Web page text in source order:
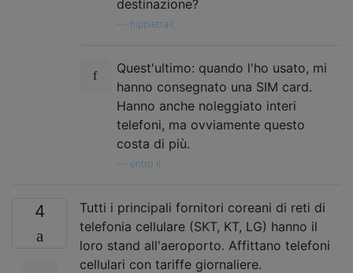
destinazione?
hippietrail,
Quest'ultimo: quando l'ho usato, mi
hanno consegnato una SIM card.
Hanno anche noleggiato interi
telefoni, ma ovviamente questo
costa di più.
entro il
4
Tutti i principali fornitori coreani di reti di
telefonia cellulare (SKT, KT, LG) hanno il
loro stand all'aeroporto. Affittano telefoni
cellulari con tariffe giornaliere.